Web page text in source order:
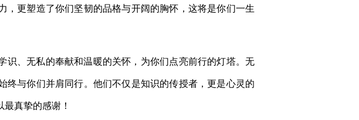
，更塑造了你们坚韧的品格与开阔的胸怀，这将是你们一生
识、无私的奉献和温暖的关怀，为你们点亮前行的灯塔。无
终与你们并肩同行。他们不仅是知识的传授者，更是心灵的
真挚的感谢！